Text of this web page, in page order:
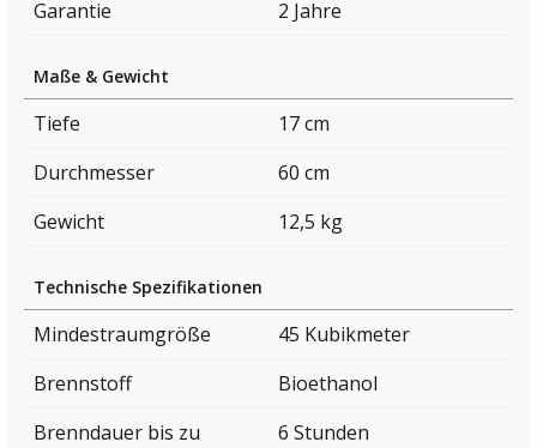
Garantie 2 Jahre
Maße & Gewicht
Tiefe
17 cm
Durchmesser
60 cm
Gewicht
12,5 kg
Technische Spezifikationen
Mindestraumgröße
45 Kubikmeter
Brennstoff
Bioethanol
Brenndauer bis zu
6 Stunden